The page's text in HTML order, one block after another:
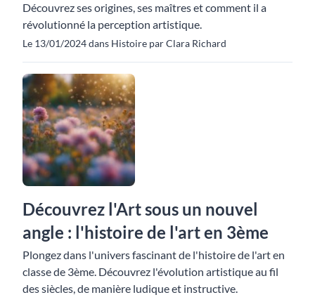
Découvrez ses origines, ses maîtres et comment il a
révolutionné la perception artistique.
Le 13/01/2024 dans Histoire par Clara Richard
Découvrez l'Art sous un nouvel
angle : l'histoire de l'art en 3ème
Plongez dans l'univers fascinant de l'histoire de l'art en
classe de 3ème. Découvrez l'évolution artistique au fil
des siècles, de manière ludique et instructive.